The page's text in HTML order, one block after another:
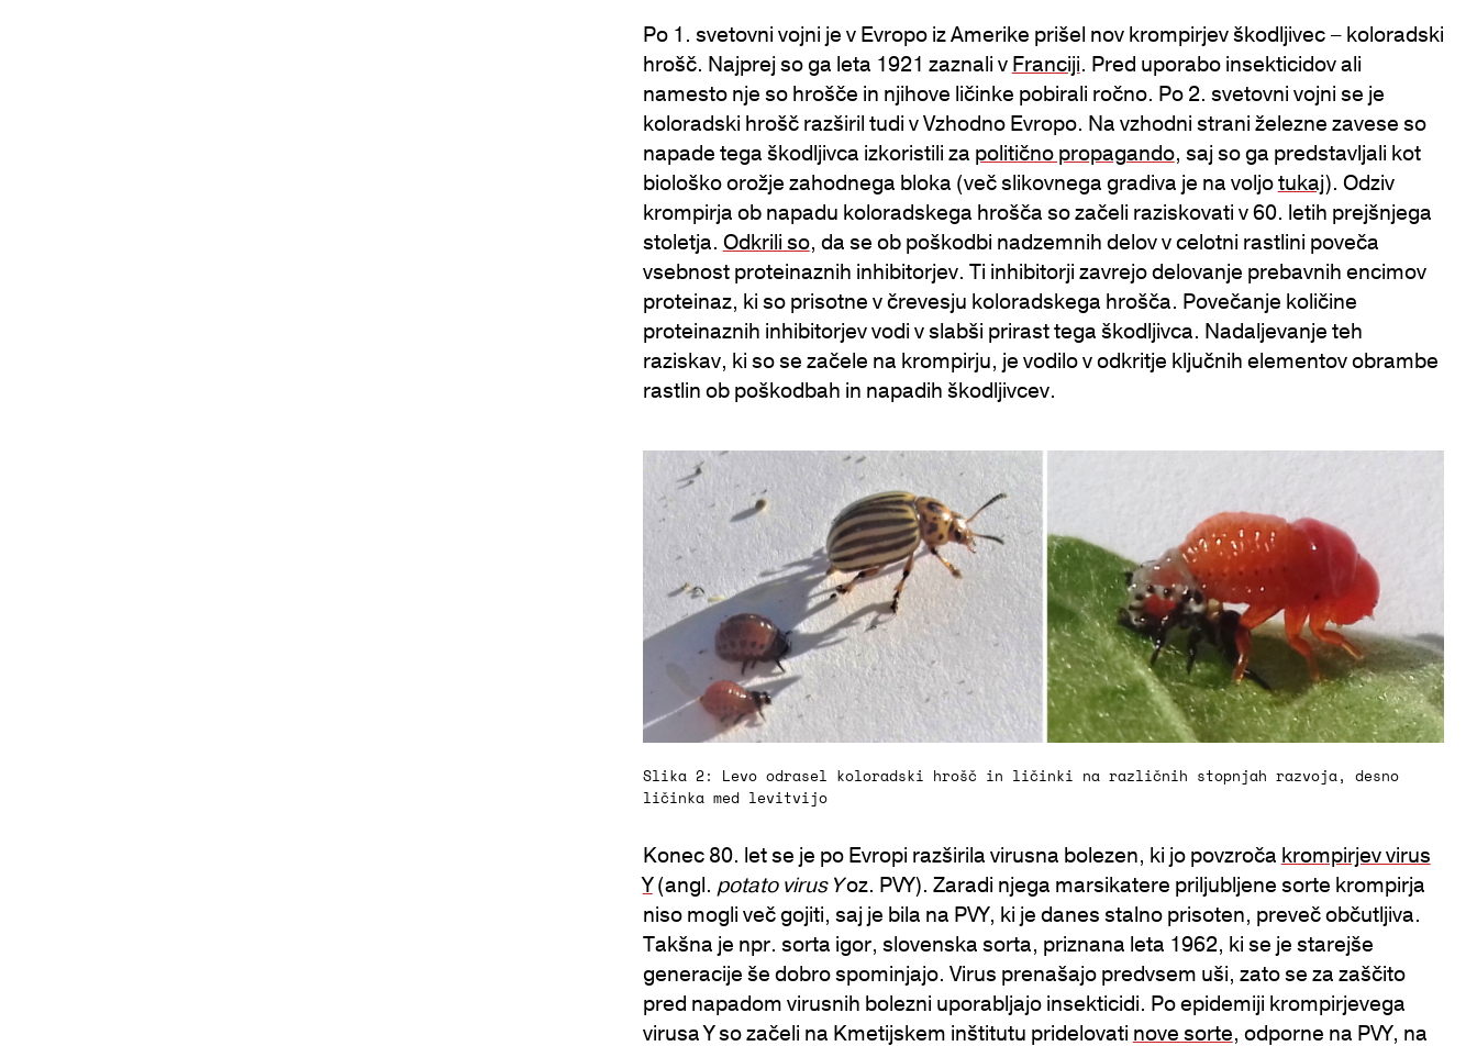
Po 1. svetovni vojni je v Evropo iz Amerike prišel nov krompirjev škodljivec – koloradski
hrošč. Najprej so ga leta 1921 zaznali vFranciji. Pred uporabo insekticidov ali
namesto nje so hrošče in njihove ličinke pobirali ročno. Po 2. svetovni vojni se je
koloradski hrošč razširil tudi v Vzhodno Evropo. Na vzhodni strani železne zavese so
napade tega škodljivca izkoristili za politično propagando, saj so ga predstavljali kot
biološko orožje zahodnega bloka (več slikovnega gradiva je na voljotukaj). Odziv
krompirja ob napadu koloradskega hrošča so začeli raziskovati v 60. letih prejšnjega
stoletja. Odkrili so, da se ob poškodbi nadzemnih delov v celotni rastlini poveča
vsebnost proteinaznih inhibitorjev. Ti inhibitorji zavrejo delovanje prebavnih encimov
proteinaz, ki so prisotne v črevesju koloradskega hrošča. Povečanje količine
proteinaznih inhibitorjev vodi v slabši prirast tega škodljivca. Nadaljevanje teh
raziskav, ki so se začele na krompirju, je vodilo v odkritje ključnih elementov obrambe
rastlin ob poškodbah in napadih škodljivcev.
Slika 2: Levo odrasel koloradski hrošč in ličinki na različnih stopnjah razvoja, desno
ličinka med levitvijo
Konec 80. let se je po Evropi razširila virusna bolezen, ki jo povzroča krompirjev virus
Y(angl. potato virus Yoz. PVY). Zaradi njega marsikatere priljubljene sorte krompirja
niso mogli več gojiti, saj je bila na PVY, ki je danes stalno prisoten, preveč občutljiva.
Takšna je npr. sorta igor, slovenska sorta, priznana leta 1962, ki se je starejše
generacije še dobro spominjajo. Virus prenašajo predvsem uši, zato se za zaščito
pred napadom virusnih bolezni uporabljajo insekticidi. Po epidemiji krompirjevega
virusa Y so začeli na Kmetijskem inštitutu pridelovati nove sorte, odporne na PVY, na